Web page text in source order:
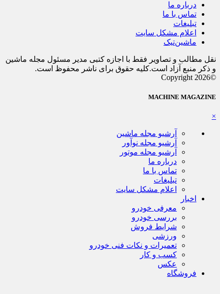
درباره ما
تماس با ما
تبلیغات
اعلام مشکل سایت
ماشین‌تیک
نقل مطالب و تصاویر فقط با اجازه کتبی مدیر مسئول مجله ماشین
و ذکر منبع آزاد است.کلیه حقوق برای ناشر محفوظ است.
©Copyright 2026
MACHINE MAGAZINE
×
آرشیو مجله ماشین
آرشیو مجله نوآور
آرشیو مجله موتور
درباره ما
تماس با ما
تبلیغات
اعلام مشکل سایت
اخبار
معرفی خودرو
بررسی خودرو
شرایط فروش
ورزشی
تعمیرات و نکات فنی خودرو
کسب و کار
عکس
فروشگاه